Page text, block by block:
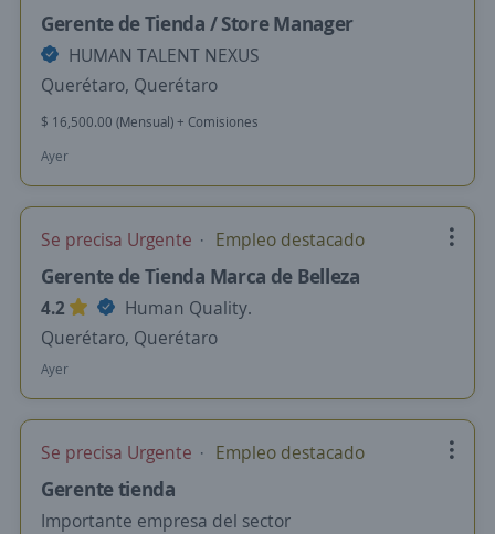
Gerente de Tienda / Store Manager
HUMAN TALENT NEXUS
Querétaro, Querétaro
$ 16,500.00 (Mensual) + Comisiones
Ayer
Se precisa Urgente Empleo destacado
Gerente de Tienda Marca de Belleza
4.2
Human Quality.
Querétaro, Querétaro
Ayer
Se precisa Urgente Empleo destacado
Gerente tienda
Importante empresa del sector